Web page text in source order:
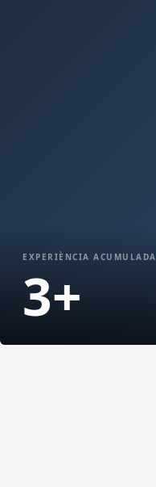
EXPERIÈNCIA ACUMULADA
5+